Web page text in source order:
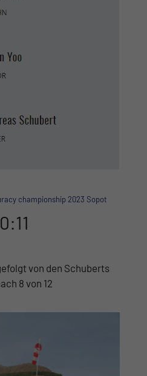
championship 2023 Sopot
von den Schuberts
8 von 12